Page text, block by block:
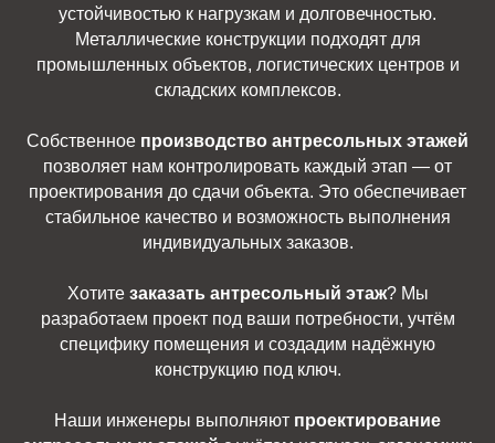
устойчивостью к нагрузкам и долговечностью.
Металлические конструкции подходят для
промышленных объектов, логистических центров и
складских комплексов.
Собственное производство антресольных этажей
позволяет нам контролировать каждый этап — от
проектирования до сдачи объекта. Это обеспечивает
стабильное качество и возможность выполнения
индивидуальных заказов.
Хотите заказать антресольный этаж? Мы
разработаем проект под ваши потребности, учтём
специфику помещения и создадим надёжную
конструкцию под ключ.
Наши инженеры выполняют проектирование